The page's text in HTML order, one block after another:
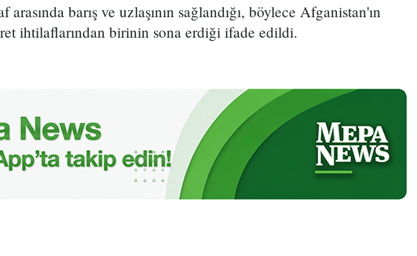
barış ve uzlaşının sağlandığı, böylece Afganistan'ın
ihtilaflarından birinin sona erdiği ifade edildi.